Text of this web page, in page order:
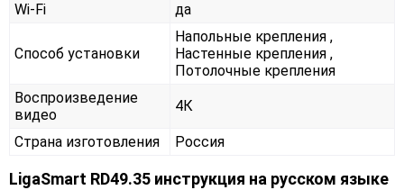
Wi-Fi да
Способ установки
Напольные крепления ,
Настенные крепления ,
Потолочные крепления
Воспроизведение
видео
4К
Страна изготовления Россия
LigaSmart RD49.35 инструкция на русском языке